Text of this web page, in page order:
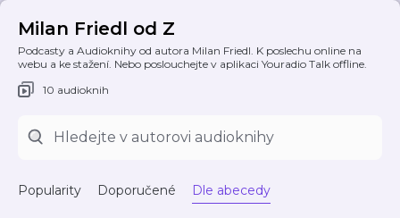
Milan Friedl od Z
Podcasty a Audioknihy od autora Milan Friedl. K poslechu online na
webu a ke stažení. Nebo poslouchejte v aplikaci Youradio Talk offline.
10 audioknih
Popularity Doporučené Dle abecedy